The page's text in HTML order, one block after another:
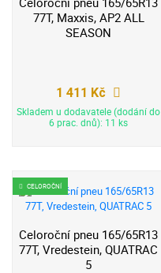
Celoroční pneu 165/65R13
77T, Maxxis, AP2 ALL
SEASON
1 411 Kč
Skladem u dodavatele (dodání do
6 prac. dnů): 11 ks
CELOROČNÍ
Celoroční pneu 165/65R13
77T, Vredestein, QUATRAC
5